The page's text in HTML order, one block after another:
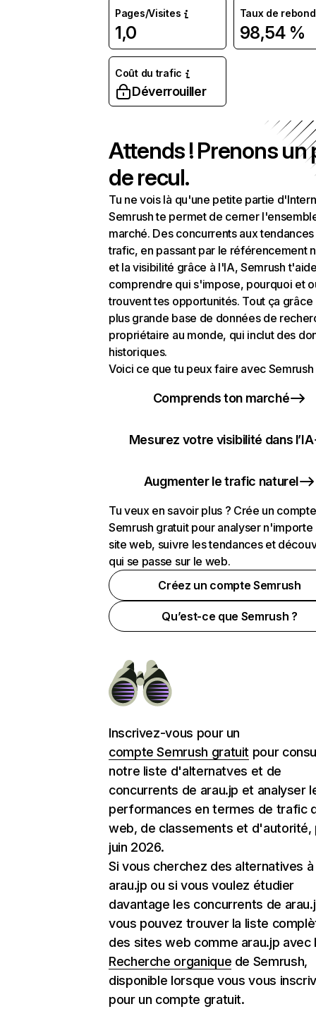
Pages/Visites
1,0
Taux de rebond
98,54 %
Coût du trafic
Déverrouiller
Attends ! Prenons un
de recul.
Tu ne vois là qu'une petite partie
Semrush te permet de cerner
marché. Des concurrents aux
trafic, en passant par le référencement
et la visibilité grâce à l'IA, Semrush
comprendre qui s'impose, pourquoi et
trouvent tes opportunités. Tout ça grâce
plus grande base de données de
propriétaire au monde, qui inclut des
historiques.
Voici ce que tu peux faire avec Semrush
Comprends ton marché
Mesurez votre visibilité dans l’IA
Augmenter le trafic naturel
Tu veux en savoir plus ? Crée un compte
Semrush gratuit pour analyser n'importe
site web, suivre les tendances et
qui se passe sur le web.
Créez un compte Semrush
Qu’est-ce que Semrush ?
Inscrivez-vous pour un
compte Semrush gratuit pour
notre liste d'alternatves et de
concurrents de arau.jp et analyser
performances en termes de trafic
web, de classements et d'autorité,
juin 2026.
Si vous cherchez des alternatives à
arau.jp ou si vous voulez étudier
davantage les concurrents de
vous pouvez trouver la liste
des sites web comme arau.jp avec
Recherche organique de Semrush,
disponible lorsque vous vous
pour un compte gratuit.